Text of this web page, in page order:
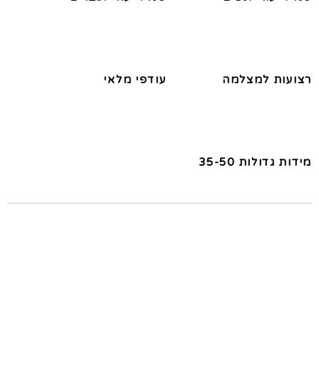
רצועות למצלמה עודפי מלאי
מידות גדולות 35-50